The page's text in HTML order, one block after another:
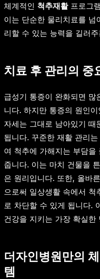
체계적인 척추재활프로그
이는 단순한 물리치료를
리할 수 있는 능력을 길러
치료 후 관리의 중
급성기 통증이 완화되면
니다. 하지만 통증의 원인
자세는 그대로 남아있기 때
됩니다. 꾸준한 재활 관리
여 척추에 가해지는 부담을
줍니다. 이는 마치 건물을
은 원리입니다. 또한, 올바
으로써 일상생활 속에서
로 차단할 수 있게 됩니다.
건강을 지키는 가장 확실한
더자인병원만의
템